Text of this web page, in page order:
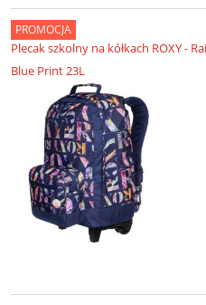
Plecak szkolny na kółkach ROXY -
Blue Print 23L
PROMOCJA